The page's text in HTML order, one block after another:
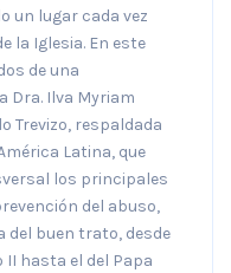
un lugar cada vez
la Iglesia. En este
de una
Dra. Ilva Myriam
Trevizo, respaldada
Latina, que
los principales
del abuso,
del buen trato, desde
II hasta el del Papa